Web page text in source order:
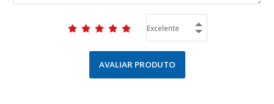
AVALIAR PRODUTO